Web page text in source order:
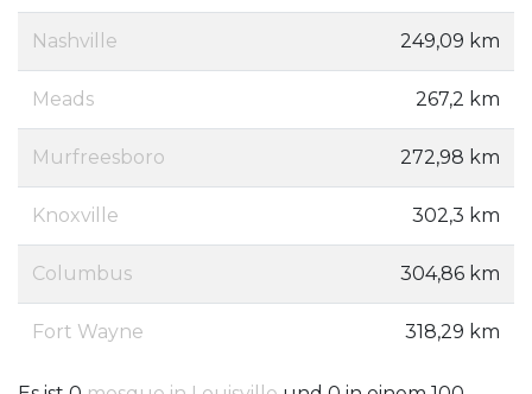
Nashville 249,09 km
Meads 267,2 km
Murfreesboro 272,98 km
Knoxville 302,3 km
Columbus 304,86 km
Fort Wayne 318,29 km